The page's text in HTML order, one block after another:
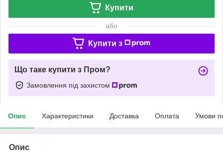
Купити
або
Купити з
Що таке купити з Пром?
Замовлення під захистом
Опис Характеристики Доставка Оплата Умови
Опис